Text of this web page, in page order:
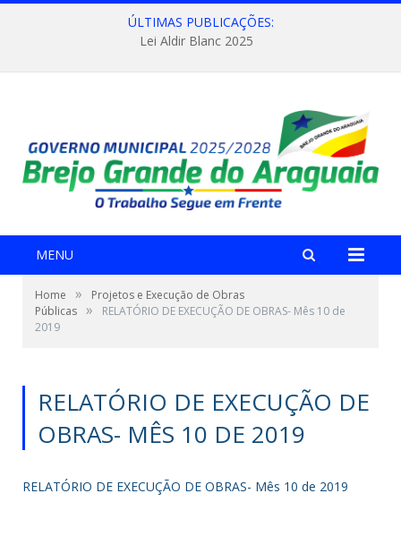
ÚLTIMAS PUBLICAÇÕES:
Lei Aldir Blanc 2025
MENU
Home »
Projetos e Execução de Obras
Públicas »
RELATÓRIO DE EXECUÇÃO DE OBRAS- Mês 10 de
2019
RELATÓRIO DE EXECUÇÃO DE
OBRAS- MÊS 10 DE 2019
RELATÓRIO DE EXECUÇÃO DE OBRAS- Mês 10 de 2019